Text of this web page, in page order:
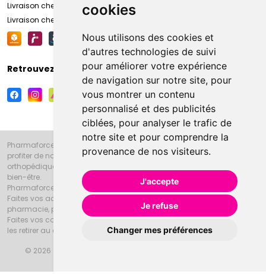
cookies
Nous utilisons des cookies et
d'autres technologies de suivi
pour améliorer votre expérience
de navigation sur notre site, pour
vous montrer un contenu
personnalisé et des publicités
ciblées, pour analyser le trafic de
notre site et pour comprendre la
provenance de nos visiteurs.
J'accepte
Je refuse
Changer mes préférences
Livraison chez vous
Livraison chez votre commerçant
Retrouvez-nous sur vos réseaux sociaux
Pharmaforce.fr et la Grande Pharmacie d’Amiens vous souhaitent de
profiter de notre accueil, de nos conseils pharmaceutiques,
orthopédiques, homéopathiques, parapharmaceutiques, beauté et
bien-être.
Pharmaforce.fr est le site internet de la Grande Pharmacie d’Amiens.
Faites vos achats en ligne grâce à un choix de 20000 références en
pharmacie, parapharmacie, diététique et animaux (vétérinaire).
Faites vos courses de pharmacie et parapharmacie en ligne et venez
les retirer au drive ou vous les faire livrer à domicile.
© 2026 Grande Pharmacie d’Amiens